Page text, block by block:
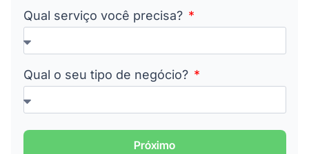
Qual serviço você precisa?
Qual o seu tipo de negócio?
Próximo